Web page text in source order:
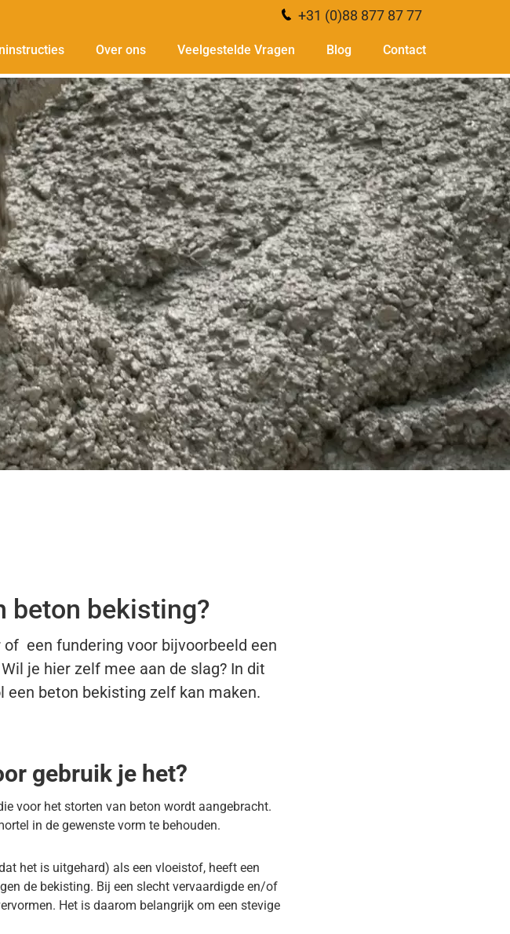
+31 (0)88 877 87 77
Over ons Veelgestelde Vragen Blog Contact
beton bekisting?
een fundering voor bijvoorbeeld een
je hier zelf mee aan de slag? In dit
beton bekisting zelf kan maken.
gebruik je het?
voor het storten van beton wordt aangebracht.
in de gewenste vorm te behouden.
het is uitgehard) als een vloeistof, heeft een
de bekisting. Bij een slecht vervaardigde en/of
Het is daarom belangrijk om een stevige